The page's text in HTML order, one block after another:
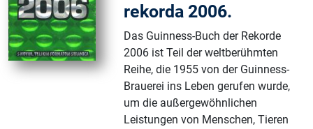
rekorda 2006.
Das Guinness-Buch der Rekorde
2006 ist Teil der weltberühmten
Reihe, die 1955 von der Guinness-
Brauerei ins Leben gerufen wurde,
um die außergewöhnlichen
Leistungen von Menschen, Tieren